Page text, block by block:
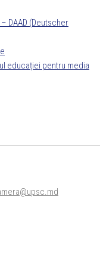
DAAD (Deutscher
educației pentru media